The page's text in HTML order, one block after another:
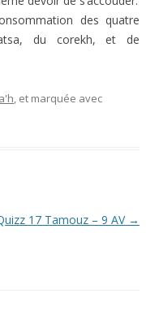
des quatre
du corekh, et de
, et marquée avec
17 Tamouz – 9 AV →